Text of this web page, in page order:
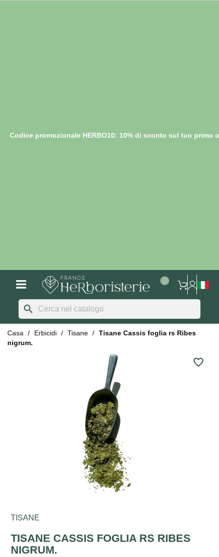
Codice promozionale HERBO10: 10% di sconto sul tuo primo
search
Casa Erbicidi Tisane
Tisane Cassis foglia rs Ribes
nigrum.
favorite_border
TISANE
TISANE CASSIS FOGLIA RS RIBES
NIGRUM.